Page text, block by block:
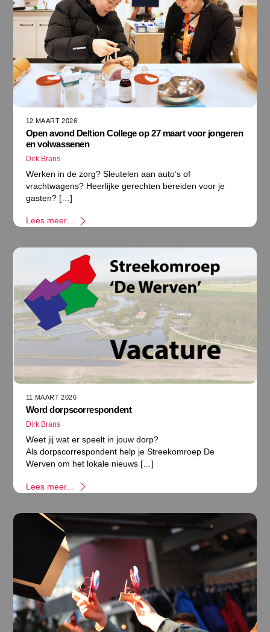
12 MAART 2026
Open avond Deltion College op 27 maart voor jongeren
en volwassenen
Dirk Brans
Werken in de zorg? Sleutelen aan auto’s of
vrachtwagens? Heerlijke gerechten bereiden voor je
gasten? […]
Lees meer...
11 MAART 2026
Word dorpscorrespondent
Dirk Brans
Weet jij wat er speelt in jouw dorp?
Als dorpscorrespondent help je Streekomroep De
Werven om het lokale nieuws […]
Lees meer...